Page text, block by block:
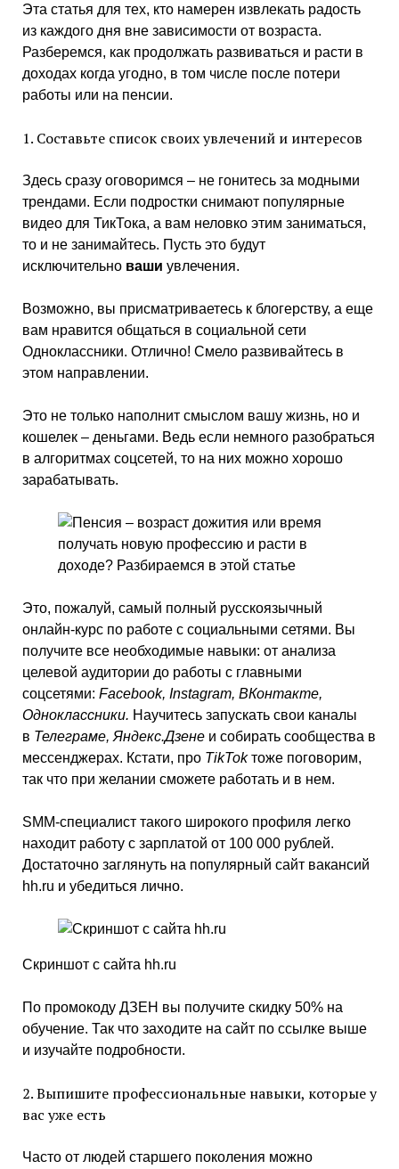
Эта статья для тех, кто намерен извлекать радость
из каждого дня вне зависимости от возраста.
Разберемся, как продолжать развиваться и расти в
доходах когда угодно, в том числе после потери
работы или на пенсии.
1. Составьте список своих увлечений и интересов
Здесь сразу оговоримся – не гонитесь за модными
трендами. Если подростки снимают популярные
видео для ТикТока, а вам неловко этим заниматься,
то и не занимайтесь. Пусть это будут
исключительно ваши увлечения.
Возможно, вы присматриваетесь к блогерству, а еще
вам нравится общаться в социальной сети
Одноклассники. Отлично! Смело развивайтесь в
этом направлении.
Это не только наполнит смыслом вашу жизнь, но и
кошелек – деньгами. Ведь если немного разобраться
в алгоритмах соцсетей, то на них можно хорошо
зарабатывать.
Это, пожалуй, самый полный русскоязычный
онлайн-курс по работе с социальными сетями. Вы
получите все необходимые навыки: от анализа
целевой аудитории до работы с главными
соцсетями: Facebook, Instagram, ВКонтакте,
Одноклассники. Научитесь запускать свои каналы
в Телеграме, Яндекс.Дзенеи собирать сообщества в
мессенджерах. Кстати, про TikTokтоже поговорим,
так что при желании сможете работать и в нем.
SMM-специалист такого широкого профиля легко
находит работу с зарплатой от 100 000 рублей.
Достаточно заглянуть на популярный сайт вакансий
hh.ru и убедиться лично.
Скриншот с сайта hh.ru
По промокоду ДЗЕН вы получите скидку 50% на
обучение. Так что заходите на сайт по ссылке выше
и изучайте подробности.
2. Выпишите профессиональные навыки, которые у
вас уже есть
Часто от людей старшего поколения можно